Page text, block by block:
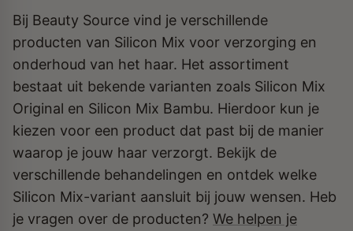
Bij Beauty Source vind je verschillende
producten van Silicon Mix voor verzorging en
onderhoud van het haar. Het assortiment
bestaat uit bekende varianten zoals Silicon Mix
Original en Silicon Mix Bambu. Hierdoor kun je
kiezen voor een product dat past bij de manier
waarop je jouw haar verzorgt. Bekijk de
verschillende behandelingen en ontdek welke
Silicon Mix-variant aansluit bij jouw wensen. Heb
je vragen over de producten? We helpen je